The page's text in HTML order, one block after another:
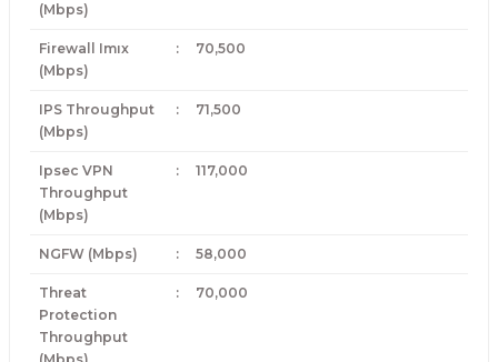
(Mbps)
Firewall Imıx
(Mbps)
: 70,500
IPS Throughput
(Mbps)
: 71,500
Ipsec VPN
Throughput
(Mbps)
: 117,000
NGFW (Mbps) : 58,000
Threat
Protection
Throughput
: 70,000